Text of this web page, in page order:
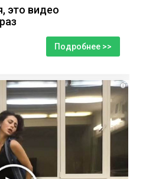
это видео
Подробнее >>
i